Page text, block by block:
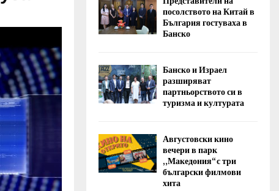
посолството на Китай в
България гостуваха в
Банско
Банско и Израел
разширяват
партньорството си в
туризма и културата
Августовски кино
вечери в парк
„Македония“ с три
български филмови
хита